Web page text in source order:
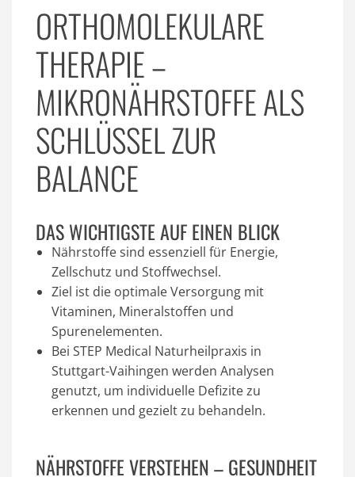
ORTHOMOLEKULARE
THERAPIE –
MIKRONÄHRSTOFFE ALS
SCHLÜSSEL ZUR
BALANCE
DAS WICHTIGSTE AUF EINEN BLICK
Nährstoffesind essenziell für Energie,
Zellschutz und Stoffwechsel.
Ziel ist die optimale Versorgung mit
Vitaminen, Mineralstoffen und
Spurenelementen.
Bei STEP Medical Naturheilpraxis in
Stuttgart-Vaihingen werden Analysen
genutzt, um individuelle Defizite zu
erkennen und gezielt zu behandeln.
NÄHRSTOFFE VERSTEHEN – GESUNDHEIT